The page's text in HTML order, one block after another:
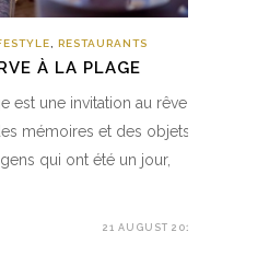
RESTAURANTS
À LA PLAGE
est une invitation au rêve :
mémoires et des objets
qui ont été un jour,
21 AUGUST 2019